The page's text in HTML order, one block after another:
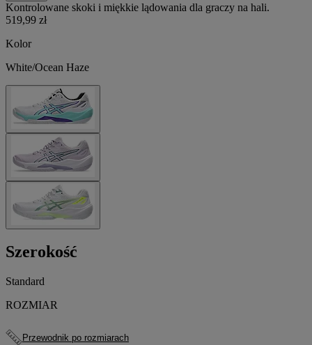
Kontrolowane skoki i miękkie lądowania dla graczy na hali.
519,99 zł
Kolor
White/Ocean Haze
Szerokość
Standard
ROZMIAR
Przewodnik po rozmiarach